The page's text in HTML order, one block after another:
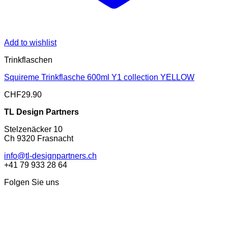
Add to wishlist
Trinkflaschen
Squireme Trinkflasche 600ml Y1 collection YELLOW
CHF29.90
TL Design Partners
Stelzenäcker 10
Ch 9320 Frasnacht
info@tl-designpartners.ch
+41 79 933 28 64
Folgen Sie uns